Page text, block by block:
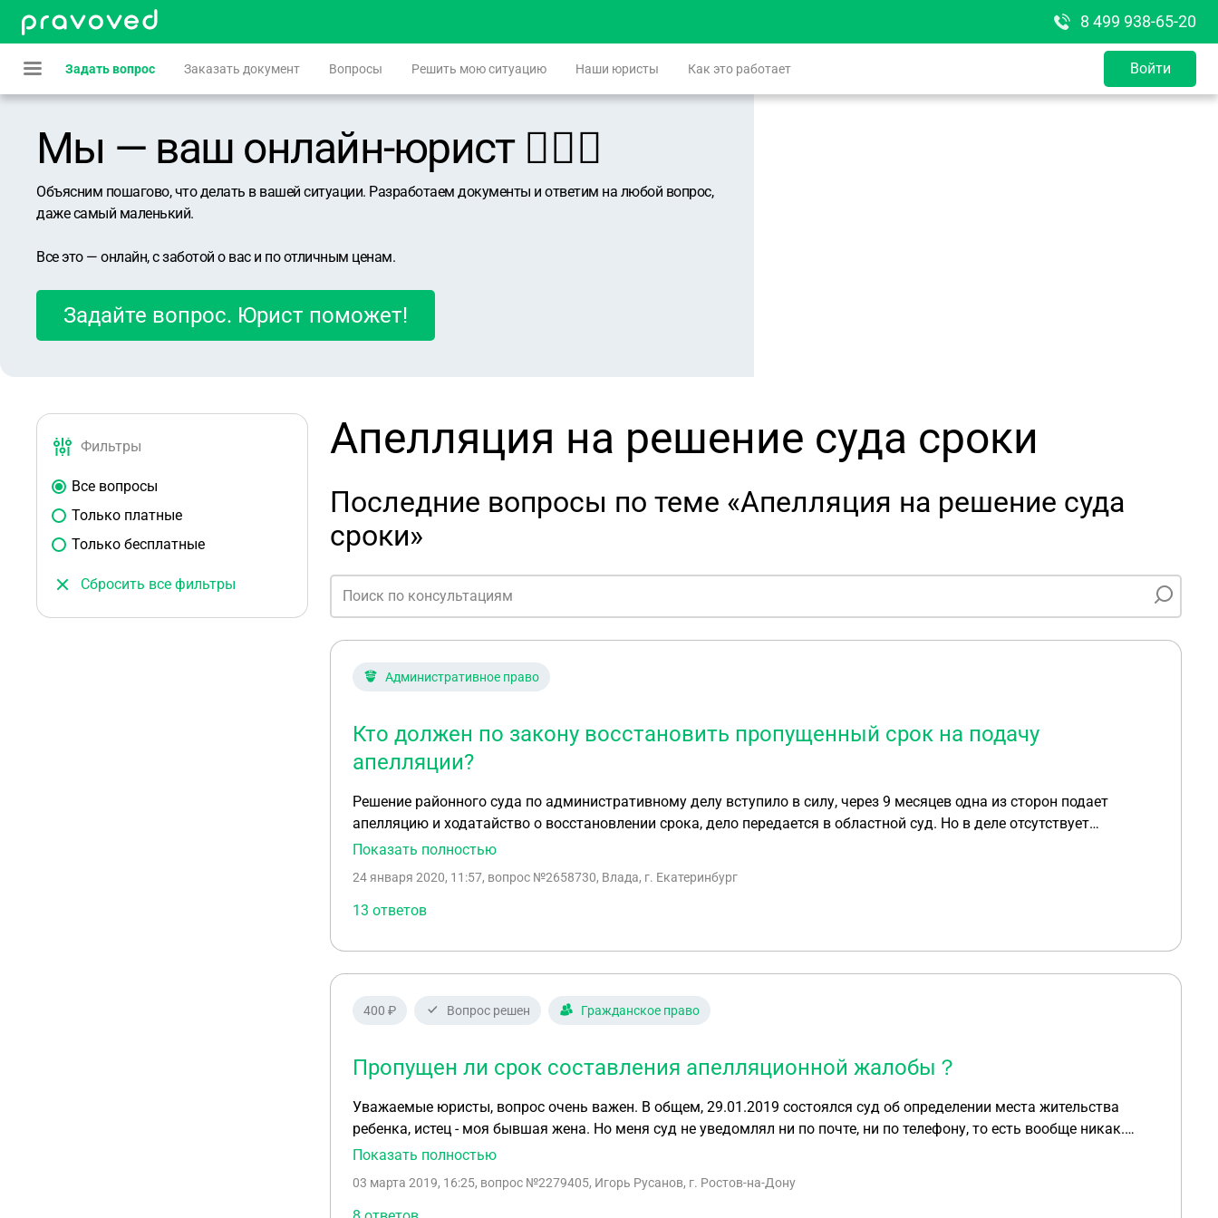
8 499 938-65-20
Задать вопрос Заказать документ Вопросы Решить мою ситуацию Наши юристы Как это работает Войти
Мы — ваш онлайн-юрист 👨🏻‍⚖️
Объясним пошагово, что делать в вашей ситуации. Разработаем документы и ответим на любой вопрос,
даже самый маленький.
Все это — онлайн, с заботой о вас и по отличным ценам.
Задайте вопрос. Юрист поможет!
Фильтры
Все вопросы
Только платные
Только бесплатные
Сбросить все фильтры
Апелляция на решение суда сроки
Последние вопросы по теме «Апелляция на решение суда
сроки»
Административное право
Кто должен по закону восстановить пропущенный срок на подачу
апелляции?
Решение районного суда по административному делу вступило в силу, через 9 месяцев одна из сторон подает
апелляцию и ходатайство о восстановлении срока, дело передается в областной суд. Но в деле отсутствует
определение о восстановлении срока. Это законно? Или можно восстановить срок непосредственно в заседании
Показать полностью
24 января 2020, 11:57, вопрос №2658730, Влада, г. Екатеринбург
13 ответов
400 ₽ Вопрос решен Гражданское право
Пропущен ли срок составления апелляционной жалобы？
Уважаемые юристы, вопрос очень важен. В общем, 29.01.2019 состоялся суд об определении места жительства
ребенка, истец - моя бывшая жена. Но меня суд не уведомлял ни по почте, ни по телефону, то есть вообще никак.
Узнал я об этом заседании 30.01 случайным образом неформально от третьих лиц. Далее, позвонил 30.01 в
не обязаны разглашать. Приехал я в силу ряда причин 8.02, написал заявление на снятие копий, заплатил за них.
Показать полностью
03 марта 2019, 16:25, вопрос №2279405, Игорь Русанов, г. Ростов-на-Дону